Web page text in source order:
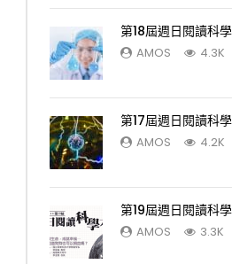
第18屆週日閱讀科
AMOS 4.3K
第17屆週日閱讀科
AMOS 4.2K
第19屆週日閱讀科
AMOS 3.3K